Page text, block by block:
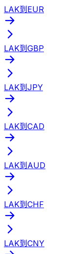
LAK到EUR
LAK到GBP
LAK到JPY
LAK到CAD
LAK到AUD
LAK到CHF
LAK到CNY